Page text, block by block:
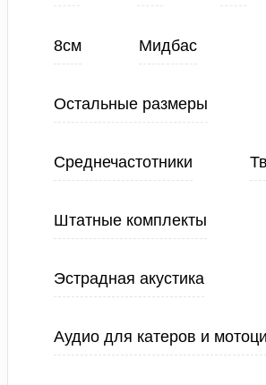
8см Мидбас
Остальные размеры
Среднечастотники
Штатные комплекты
Эстрадная акустика
Аудио для катеров и